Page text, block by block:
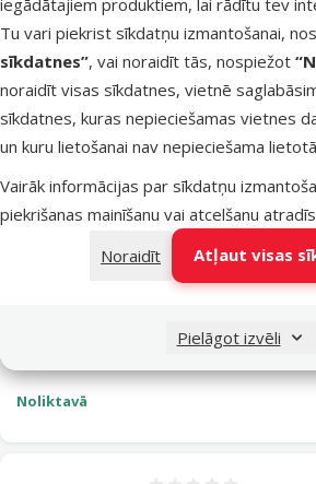
Tu vari piekrist sīkdatņu izmantošanai,
sīkdatnes”, vai noraidīt tās, nospiežot
noraidīt visas sīkdatnes, vietnē
sīkdatnes, kuras nepieciešamas vietnes
un kuru lietošanai nav nepieciešama
Vairāk informācijas par sīkdatņu
piekrišanas mainīšanu vai atcelšanu
Noraidīt
Atļaut visas
Pielāgot izvēli
Cena
2,99 €
Noliktavā
Gardums suņiem –
kuņģi, 100 g
Atsauksmes 0%
Cena
3,49 €
Noliktavā